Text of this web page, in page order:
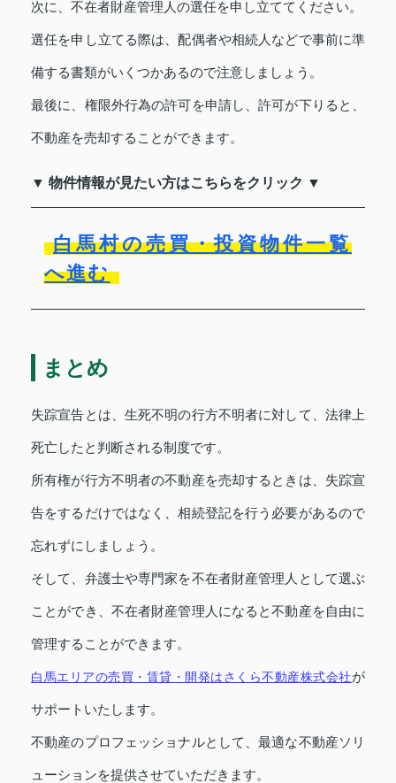
次に、不在者財産管理人の選任を申し立ててください。
選任を申し立てる際は、配偶者や相続人などで事前に準
備する書類がいくつかあるので注意しましょう。
最後に、権限外行為の許可を申請し、許可が下りると、
不動産を売却することができます。
▼ 物件情報が見たい方はこちらをクリック ▼
白馬村の売買・投資物件一覧
へ進む
まとめ
失踪宣告とは、生死不明の行方不明者に対して、法律上
死亡したと判断される制度です。
所有権が行方不明者の不動産を売却するときは、失踪宣
告をするだけではなく、相続登記を行う必要があるので
忘れずにしましょう。
そして、弁護士や専門家を不在者財産管理人として選ぶ
ことができ、不在者財産管理人になると不動産を自由に
管理することができます。
白馬エリアの売買・賃貸・開発はさくら不動産株式会社が
サポートいたします。
不動産のプロフェッショナルとして、最適な不動産ソリ
ューションを提供させていただきます。